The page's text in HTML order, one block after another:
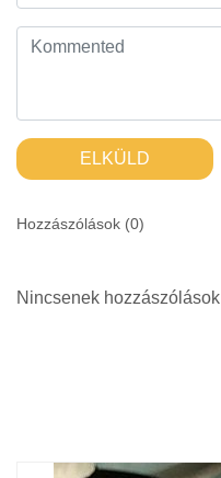
ELKÜLD
Hozzászólások (0)
Nincsenek hozzászólások